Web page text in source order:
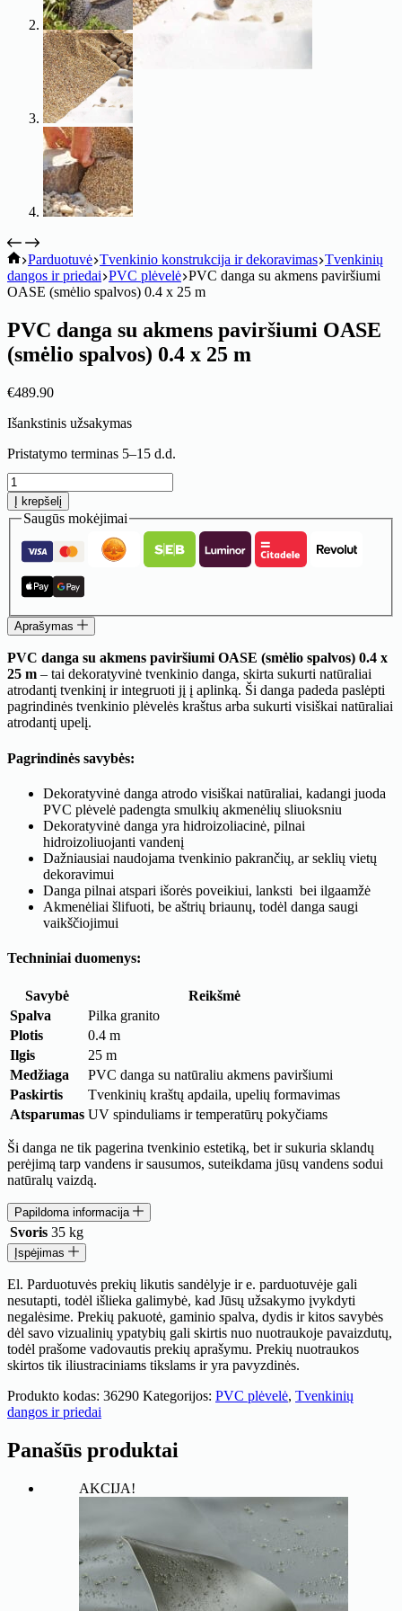
koitik
Parduotuvė Tvenkinio konstrukcija ir dekoravimas Tvenkinių
dangos ir priedai PVC plėvelė PVC danga su akmens paviršiumi
OASE (smėlio spalvos) 0.4 x 25 m
PVC danga su akmens paviršiumi OASE
(smėlio spalvos) 0.4 x 25 m
€489.90
Išankstinis užsakymas
Pristatymo terminas 5–15 d.d.
produkto
kiekis:
PVC
danga
akmens
paviršiumi
OASE
spalvos)
x
25
m
Į krepšelį
Saugūs mokėjimai
Aprašymas
PVC danga su akmens paviršiumi OASE (smėlio spalvos) 0.4 x
25 m – tai dekoratyvinė tvenkinio danga, skirta sukurti natūraliai
atrodantį tvenkinį ir integruoti jį į aplinką. Ši danga padeda paslėpti
pagrindinės tvenkinio plėvelės kraštus arba sukurti visiškai natūraliai
atrodantį upelį.
Pagrindinės savybės:
Dekoratyvinė danga atrodo visiškai natūraliai, kadangi juoda
PVC plėvelė padengta smulkių akmenėlių sliuoksniu
Dekoratyvinė danga yra hidroizoliacinė, pilnai
hidroizoliuojanti vandenį
Dažniausiai naudojama tvenkinio pakrančių, ar seklių vietų
dekoravimui
Danga pilnai atspari išorės poveikiui, lanksti bei ilgaamžė
Akmenėliai šlifuoti, be aštrių briaunų, todėl danga saugi
vaikščiojimui
Techniniai duomenys:
Savybė
Reikšmė
Spalva
Pilka granito
Plotis
0.4 m
Ilgis
25 m
Medžiaga
PVC danga su natūraliu akmens paviršiumi
Paskirtis
Tvenkinių kraštų apdaila, upelių formavimas
Atsparumas UV spinduliams ir temperatūrų pokyčiams
Ši danga ne tik pagerina tvenkinio estetiką, bet ir sukuria sklandų
perėjimą tarp vandens ir sausumos, suteikdama jūsų vandens sodui
natūralų vaizdą.
Papildoma informacija
Svoris 35 kg
Įspėjimas
El. Parduotuvės prekių likutis sandėlyje ir e. parduotuvėje gali
nesutapti, todėl išlieka galimybė, kad Jūsų užsakymo įvykdyti
negalėsime. Prekių pakuotė, gaminio spalva, dydis ir kitos savybės
dėl savo vizualinių ypatybių gali skirtis nuo nuotraukoje pavaizdutų,
todėl prašome vadovautis prekių aprašymu. Prekių nuotraukos
skirtos tik iliustraciniams tikslams ir yra pavyzdinės.
Produkto kodas: 36290 Kategorijos: PVC plėvelė, Tvenkinių
dangos ir priedai
Panašūs produktai
AKCIJA!